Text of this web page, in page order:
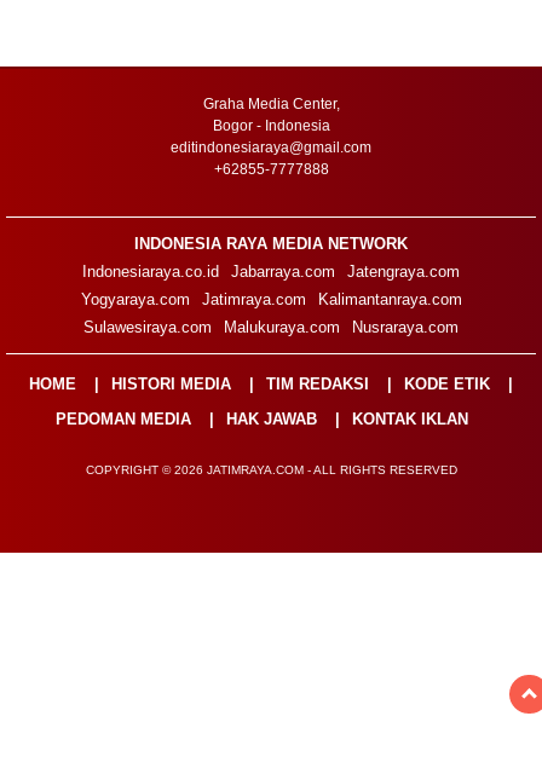
Graha Media Center,
Bogor - Indonesia
editindonesiaraya@gmail.com
+62855-7777888
INDONESIA RAYA MEDIA NETWORK
Indonesiaraya.co.id
Jabarraya.com
Jatengraya.com
Yogyaraya.com
Jatimraya.com
Kalimantanraya.com
Sulawesiraya.com
Malukuraya.com Nusraraya.com
HOME HISTORI MEDIA TIM REDAKSI
KODE ETIK
PEDOMAN MEDIA
HAK JAWAB KONTAK IKLAN
COPYRIGHT © 2026 JATIMRAYA.COM - ALL RIGHTS RESERVED